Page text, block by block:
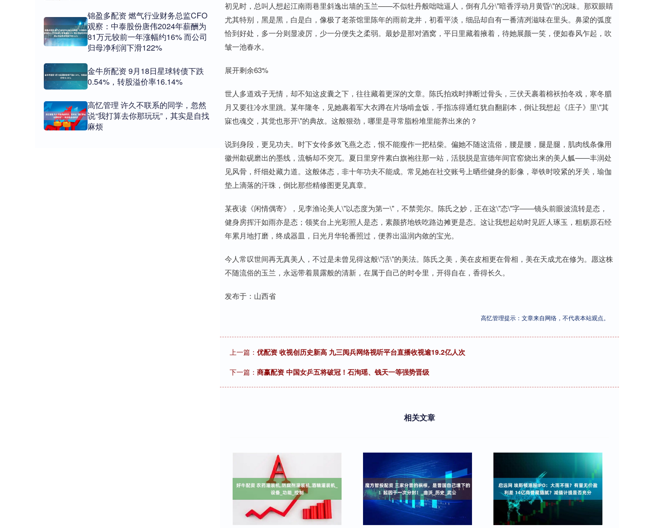
初见时，总叫人想起江南雨巷里斜逸出墙的玉兰——不似牡丹般咄咄逼人，倒有几分\"暗香浮动月黄昏\"的况味。那双眼睛
尤其特别，黑是黑，白是白，像极了老茶馆里陈年的雨前龙井，初看平淡，细品却自有一番清冽滋味在里头。鼻梁的弧度
恰到好处，多一分则显凌厉，少一分便失之柔弱。最妙是那对酒窝，平日里藏着掖着，待她展颜一笑，便如春风乍起，吹
皱一池春水。
展开剩余63%
世人多道戏子无情，却不知这皮囊之下，往往藏着更深的文章。陈氏拍戏时摔断过骨头，三伏天裹着棉袄拍冬戏，寒冬腊
月又要往冷水里跳。某年隆冬，见她裹着军大衣蹲在片场啃盒饭，手指冻得通红犹自翻剧本，倒让我想起《庄子》里\"其
寐也魂交，其觉也形开\"的典故。这般狠劲，哪里是寻常脂粉堆里能养出来的？
说到身段，更见功夫。时下女伶多效飞燕之态，恨不能瘦作一把枯柴。偏她不随这流俗，腰是腰，腿是腿，肌肉线条像用
徽州歙砚磨出的墨线，流畅却不突兀。夏日里穿件素白旗袍往那一站，活脱脱是宣德年间官窑烧出来的美人觚——丰润处
见风骨，纤细处藏力道。这般体态，非十年功夫不能成。常见她在社交账号上晒些健身的影像，举铁时咬紧的牙关，瑜伽
垫上滴落的汗珠，倒比那些精修图更见真章。
某夜读《闲情偶寄》，见李渔论美人\"以态度为第一\"，不禁莞尔。陈氏之妙，正在这\"态\"字——镜头前眼波流转是态，
健身房挥汗如雨亦是态；领奖台上光彩照人是态，素颜挤地铁吃路边摊更是态。这让我想起幼时见匠人琢玉，粗粝原石经
年累月地打磨，终成器皿，日光月华轮番照过，便养出温润内敛的宝光。
今人常叹世间再无真美人，不过是未曾见得这般\"活\"的美法。陈氏之美，美在皮相更在骨相，美在天成尤在修为。愿这株
不随流俗的玉兰，永远带着晨露般的清新，在属于自己的时令里，开得自在，香得长久。
发布于：山西省
高忆管理提示：文章来自网络，不代表本站观点。
上一篇： 优配资 收视创历史新高 九三阅兵网络视听平台直播收视逾19.2亿人次
下一篇： 商赢配资 中国女乒五将破冠！石洵瑶、钱天一等强势晋级
相关文章
锦盈多配资 燃气行业财务总监CFO
观察：中泰股份唐伟2024年薪酬为
81万元较前一年涨幅约16% 而公司
归母净利润下滑122%
金牛所配资 9月18日星球转债下跌
0.54%，转股溢价率16.14%
高忆管理 许久不联系的同学，忽然
说“我打算去你那玩玩”，其实是自找
麻烦